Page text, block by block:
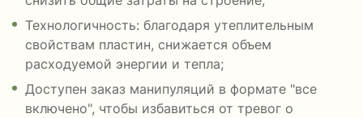
Технологичность: благодаря утеплительным
свойствам пластин, снижается объем
расходуемой энергии и тепла;
Доступен заказ манипуляций в формате "все
включено", чтобы избавиться от тревог о